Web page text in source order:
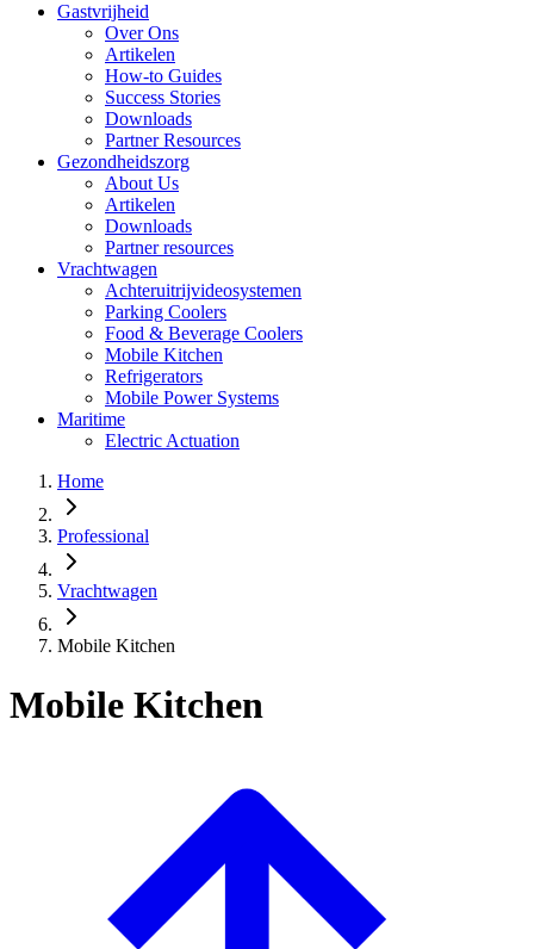
Gastvrijheid
Over Ons
Artikelen
How-to Guides
Success Stories
Downloads
Partner Resources
Gezondheidszorg
About Us
Artikelen
Downloads
Partner resources
Vrachtwagen
Achteruitrijvideosystemen
Parking Coolers
Food & Beverage Coolers
Mobile Kitchen
Refrigerators
Mobile Power Systems
Maritime
Electric Actuation
Home
Professional
Vrachtwagen
Mobile Kitchen
Mobile Kitchen